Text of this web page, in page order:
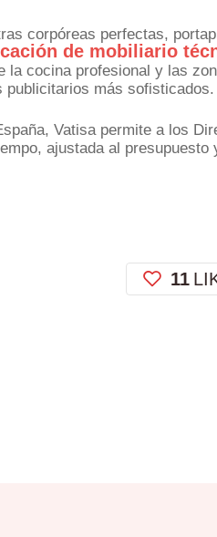
corpóreas perfectas,
de mobiliario
cocina profesional y las
publicitarios más sofisticados.
Vatisa permite a los
ajustada al presupuesto
11